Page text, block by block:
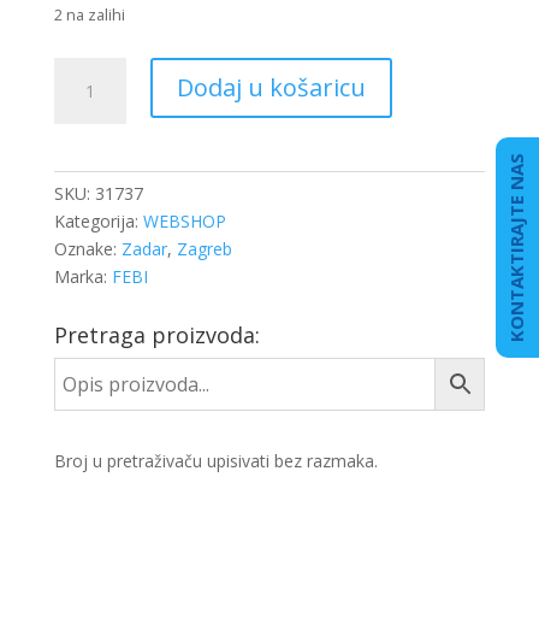
2 na zalihi
VODE
Dodaj u košaricu
SKU: 31737
Kategorija: WEBSHOP
Oznake: Zadar, Zagreb
Marka: FEBI
Pretraga proizvoda:
Broj u pretraživaču upisivati bez razmaka.
KONTAKTIRAJTE NAS